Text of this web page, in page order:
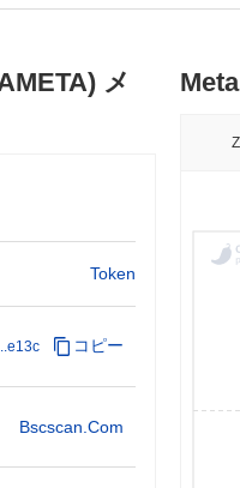
メ
Token
コピー
Bscscan.com